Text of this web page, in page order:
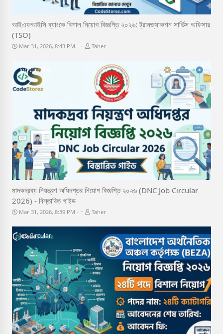
আইএফআইসি ব্যাংকে বিশাল নিয়োগ বিজ্ঞপ্তি ২০২৬: ট্রানজ্যাকশন সার্ভিস অফিসার
(TSO)
Mar 31, 2026, 8:43 PM - Taher
Job Circular
মাদকদ্রব্য নিয়ন্ত্রণ অধিদপ্তর নিয়োগ বিজ্ঞপ্তি ২০২৬ (DNC Job Circular
2026) - বিস্তারিত গাইড
Mar 31, 2026, 8:39 PM - Taher
Job Circular